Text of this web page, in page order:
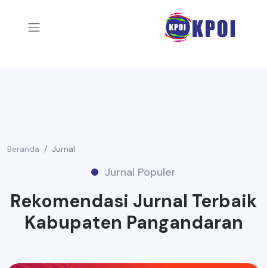
Beranda Jurnal
Jurnal Populer
Rekomendasi Jurnal Terbaik
Kabupaten Pangandaran